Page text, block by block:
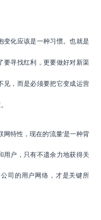
变化应该是一种习惯。也就是
要寻找红利，更要做好对新渠
见，而是必须要把它变成运营
特性，现在的‘流量’是一种背
用户，只有不遗余力地获得关
司的用户网络，才是关键所